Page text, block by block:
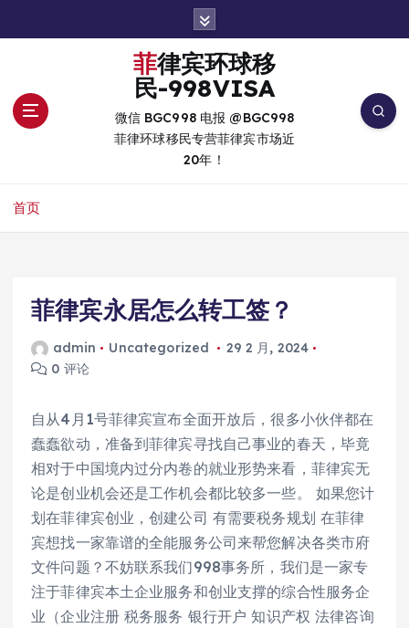
菲律宾环球移
民-998VISA
微信 BGC998 电报 @BGC998
菲律环球移民专营菲律宾市场近
20年！
首页
菲律宾永居怎么转工签？
admin Uncategorized
29 2 月, 2024
0 评论
自从4月1号菲律宾宣布全面开放后，很多小伙伴都在
蠢蠢欲动，准备到菲律宾寻找自己事业的春天，毕竟
相对于中国境内过分内卷的就业形势来看，菲律宾无
论是创业机会还是工作机会都比较多一些。 如果您计
划在菲律宾创业，创建公司 有需要税务规划 在菲律
宾想找一家靠谱的全能服务公司来帮您解决各类市府
文件问题？不妨联系我们998事务所，我们是一家专
注于菲律宾本土企业服务和创业支撑的综合性服务企
业（企业注册 税务服务 银行开户 知识产权 法律咨询